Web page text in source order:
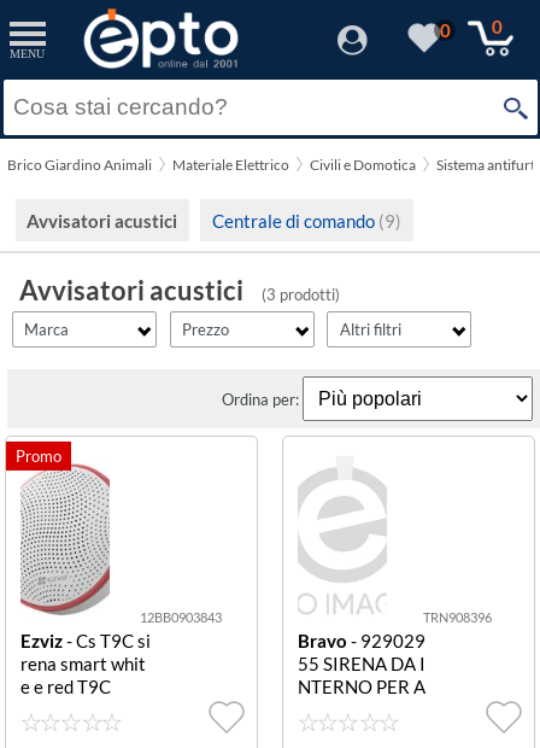
MENU
0 0
Brico Giardino Animali Materiale Elettrico Civili e Domotica Sistema
Avvisatori acustici Centrale di comando (9)
Avvisatori acustici
(3 prodotti)
Marca
filter_id
Ezviz
Resetta
Prezzo
filter_fprezzo
Prezzo minimo
Resetta
Altri filtri
filter_adds
Solo Promozioni
Visualizza solo le Novità
Resetta
Ordina per:
12BB0903843
Ezviz- Cs T9C si
rena smart whit
e e red T9C
TRN908396
Bravo - 929029
55 SIRENA DA I
NTERNO PER A
LLARME ANGE
L 4G WI-FI